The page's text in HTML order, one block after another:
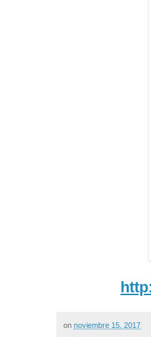
on noviembre 15, 2017